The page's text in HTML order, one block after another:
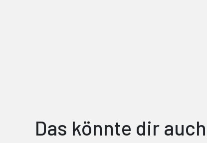
Das könnte dir